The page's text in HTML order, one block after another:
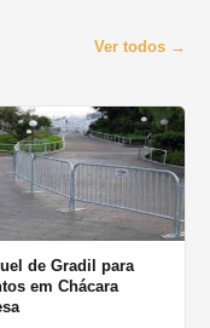
Ver todos →
de Gradil para
em Chácara